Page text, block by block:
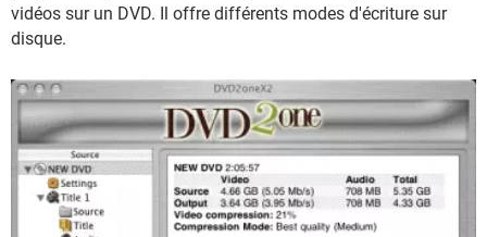
vidéos sur un DVD. Il offre différents modes d'écriture sur
disque.